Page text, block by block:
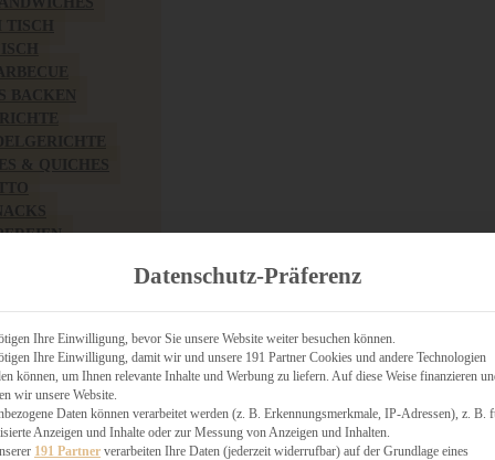
CHUTNEYS
Datenschutz-Präferenz
Ihre Einwilligung, bevor Sie unsere Website weiter besuchen können.
Ihre Einwilligung, damit wir und unsere 191 Partner Cookies und andere Technologien
können, um Ihnen relevante Inhalte und Werbung zu liefern. Auf diese Weise finanzieren
wir unsere Website.
Daten können verarbeitet werden (z. B. Erkennungsmerkmale, IP-Adressen), z. B.
Anzeigen und Inhalte oder zur Messung von Anzeigen und Inhalten.
191 Partner verarbeiten Ihre Daten (jederzeit widerrufbar) auf der Grundlage eines